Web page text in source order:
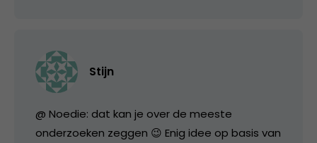
Stijn
@ Noedie: dat kan je over de meeste
onderzoeken zeggen 😉 Enig idee op basis van